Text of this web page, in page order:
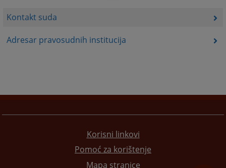
Kontakt suda
Adresar pravosudnih institucija
Korisni linkovi
Pomoć za korištenje
Mapa stranice